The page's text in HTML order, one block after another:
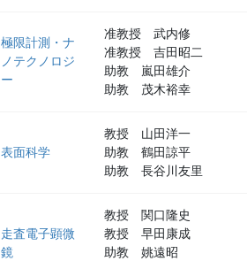
極限計測・ナ
ノテクノロジ
ー
准教授 武内修
准教授 吉田昭二
助教 嵐田雄介
助教 茂木裕幸
表面科学
教授 山田洋一
助教 鶴田諒平
助教 長谷川友里
走査電子顕微
鏡
教授 関口隆史
教授 早田康成
助教 姚遠昭